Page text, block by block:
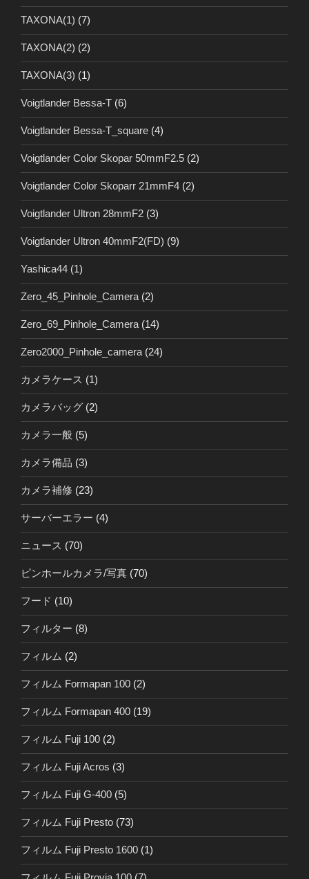
TAXONA(1) (7)
TAXONA(2) (2)
TAXONA(3) (1)
Voigtlander Bessa-T (6)
Voigtlander Bessa-T_square (4)
Voigtlander Color Skopar 50mmF2.5 (2)
Voigtlander Color Skoparr 21mmF4 (2)
Voigtlander Ultron 28mmF2 (3)
Voigtlander Ultron 40mmF2(FD) (9)
Yashica44 (1)
Zero_45_Pinhole_Camera (2)
Zero_69_Pinhole_Camera (14)
Zero2000_Pinhole_camera (24)
カメラケース (1)
カメラバッグ (2)
カメラ一般 (5)
カメラ備品 (3)
カメラ補修 (23)
サーバーエラー (4)
ニュース (70)
ピンホールカメラ/写真 (70)
フード (10)
フィルター (8)
フィルム (2)
フィルム Formapan 100 (2)
フィルム Formapan 400 (19)
フィルム Fuji 100 (2)
フィルム Fuji Acros (3)
フィルム Fuji G-400 (5)
フィルム Fuji Presto (73)
フィルム Fuji Presto 1600 (1)